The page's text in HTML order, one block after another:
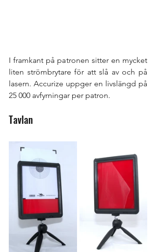
I framkant på patronen sitter en mycket
liten strömbrytare för att slå av och på
lasern. Accurize uppger en livslängd på
25 000 avfyrningar per patron.
Tavlan